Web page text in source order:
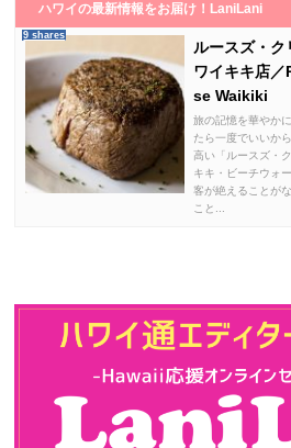
ハワイの最新情報をお届け！LaniLani
9 shares
ルースズ・ク
ワイキキ店
se Waikiki
旅の記憶を華やか
たら一度でいいか
高い「ルースズ・
キキ・ビーチウォ
客が絶えることが
こと...